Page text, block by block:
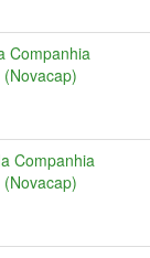
Companhia
Companhia